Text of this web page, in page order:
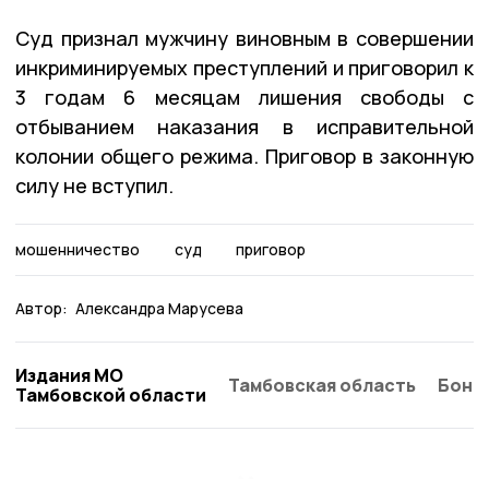
Суд признал мужчину виновным в совершении
инкриминируемых преступлений и приговорил к
3 годам 6 месяцам лишения свободы с
отбыванием наказания в исправительной
колонии общего режима. Приговор в законную
силу не вступил.
мошенничество суд приговор
Автор: Александра Марусева
Издания МО
Тамбовской области
Тамбовская область